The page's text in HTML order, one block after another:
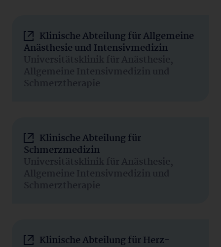
Klinische Abteilung für Allgemeine
Anästhesie und Intensivmedizin
Universitätsklinik für Anästhesie,
Allgemeine Intensivmedizin und
Schmerztherapie
Klinische Abteilung für
Schmerzmedizin
Universitätsklinik für Anästhesie,
Allgemeine Intensivmedizin und
Schmerztherapie
Klinische Abteilung für Herz-